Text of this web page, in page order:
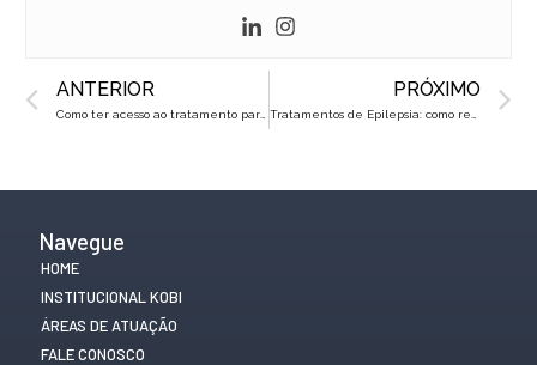
Prev
ANTERIOR
Como ter acesso ao tratamento para Insuficiência Cardíaca?
PRÓXIMO
Tratamentos de Epilepsia: como recorrer por medicamentos e exames negados?
Navegue
HOME
INSTITUCIONAL KOBI
ÁREAS DE ATUAÇÃO
FALE CONOSCO